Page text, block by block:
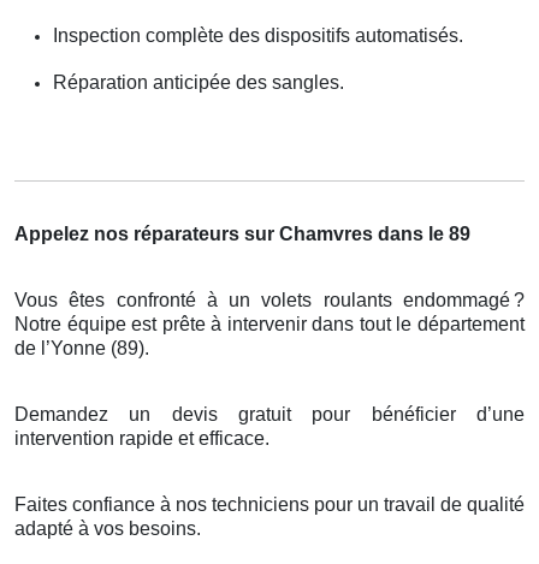
Inspection complète des dispositifs automatisés.
Réparation anticipée des sangles.
Appelez nos réparateurs sur Chamvres dans le 89
Vous êtes confronté à un volets roulants endommagé?
Notre équipe est prêteà intervenir dans tout le département
de l ’Yonne (89).
Demandez un devis gratuit pour bénéficier d’une
intervention rapide et efficace.
Faites confiance à nos techniciens pour un travail de qualité
adapté à vos besoins.